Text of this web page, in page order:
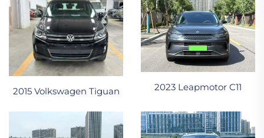
2015 Volkswagen Tiguan 2023 Leapmotor C11